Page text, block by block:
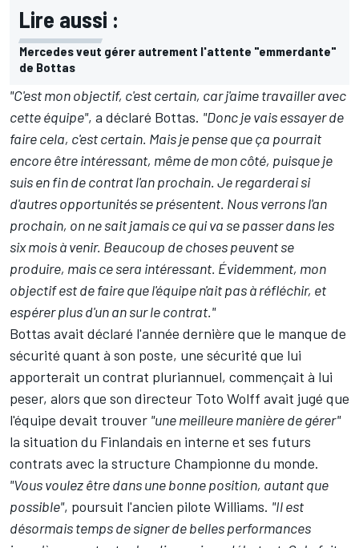
Lire aussi :
Mercedes veut gérer autrement l'attente "emmerdante"
de Bottas
"C'est mon objectif, c'est certain, car j'aime travailler avec
cette équipe", a déclaré Bottas. "Donc je vais essayer de
faire cela, c'est certain. Mais je pense que ça pourrait
encore être intéressant, même de mon côté, puisque je
suis en fin de contrat l'an prochain. Je regarderai si
d'autres opportunités se présentent. Nous verrons l'an
prochain, on ne sait jamais ce qui va se passer dans les
six mois à venir. Beaucoup de choses peuvent se
produire, mais ce sera intéressant. Évidemment, mon
objectif est de faire que l'équipe n'ait pas à réfléchir, et
espérer plus d'un an sur le contrat."
Bottas avait déclaré l'année dernière que le manque de
sécurité quant à son poste, une sécurité que lui
apporterait un contrat pluriannuel, commençait à lui
peser, alors que son directeur Toto Wolff avait jugé que
l'équipe devait trouver "une meilleure manière de gérer"
la situation du Finlandais en interne et ses futurs
contrats avec la structure Championne du monde.
"Vous voulez être dans une bonne position, autant que
possible", poursuit l'ancien pilote Williams. "Il est
désormais temps de signer de belles performances